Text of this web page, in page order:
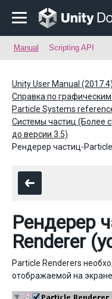
Manual Scripting API
Unity User Manual (2017.4)
Справка по
Particle Systems
Системы частиц (Более
до версии 3.5)
Рендерер частиц-
Рендерер
Renderer
Particle Renderers
отображаемой на экране.